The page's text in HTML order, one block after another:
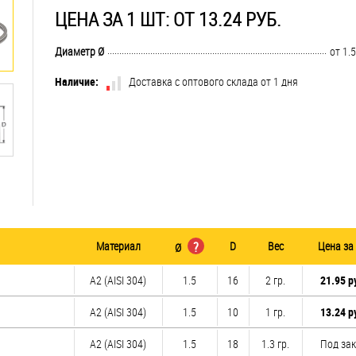
ЦЕНА ЗА 1 ШТ: ОТ 13.24 РУБ.
Диаметр Ø
от 1.5
Наличие:
Доставка с оптового склада от 1 дня
Материал Ø ? D Вес Цена
А2 (AISI 304) 1.5 16 2 гр. 21.95
А2 (AISI 304) 1.5 10 1 гр. 13.24
А2 (AISI 304) 1.5 18 1.3 гр. Под